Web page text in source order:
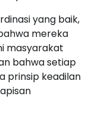
yang baik,
mereka
masyarakat
bahwa setiap
prinsip keadilan